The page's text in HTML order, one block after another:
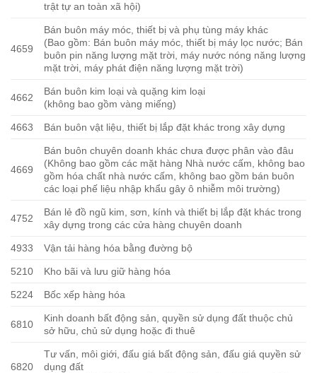
trật tự an toàn xã hội)
4659
Bán buôn máy móc, thiết bị và phụ tùng máy khác
(Bao gồm: Bán buôn máy móc, thiết bị máy lọc nước; Bán
buôn pin năng lượng mặt trời, máy nước nóng năng lượng
mặt trời, máy phát điện năng lượng mặt trời)
4662
Bán buôn kim loại và quặng kim loại
(không bao gồm vàng miếng)
4663 Bán buôn vật liệu, thiết bị lắp đặt khác trong xây dựng
4669
Bán buôn chuyên doanh khác chưa được phân vào đâu
(Không bao gồm các mặt hàng Nhà nước cấm, không bao
gồm hóa chất nhà nước cấm, không bao gồm bán buôn
các loại phế liệu nhập khẩu gây ô nhiễm môi trường)
4752
Bán lẻ đồ ngũ kim, sơn, kính và thiết bị lắp đặt khác trong
xây dựng trong các cửa hàng chuyên doanh
4933 Vận tải hàng hóa bằng đường bộ
5210 Kho bãi và lưu giữ hàng hóa
5224 Bốc xếp hàng hóa
6810
Kinh doanh bất động sản, quyền sử dụng đất thuộc chủ
sở hữu, chủ sử dụng hoặc đi thuê
6820
Tư vấn, môi giới, đấu giá bất động sản, đấu giá quyền sử
dụng đất